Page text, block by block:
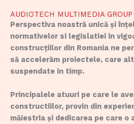
AUDIOTECH MULTIMEDIA GROUP
Perspectiva noastră unică și
normativelor si legislatiei in
construcțiilor din Romania ne
să accelerăm proiectele, care
suspendate in timp.
Principalele atuuri pe care le
constructiilor, provin din
măiestria și dedicarea pe care o